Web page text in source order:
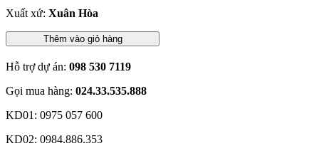
Xuất xứ: Xuân Hòa
Thêm vào giỏ hàng
Hỗ trợ dự án: 098 530 7119
Gọi mua hàng: 024.33.535.888
KD01: 0975 057 600
KD02: 0984.886.353